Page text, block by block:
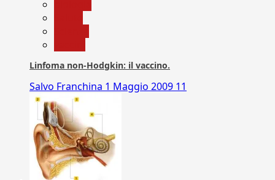
Linfoma non-Hodgkin: il vaccino.
Salvo Franchina 1 Maggio 2009 11